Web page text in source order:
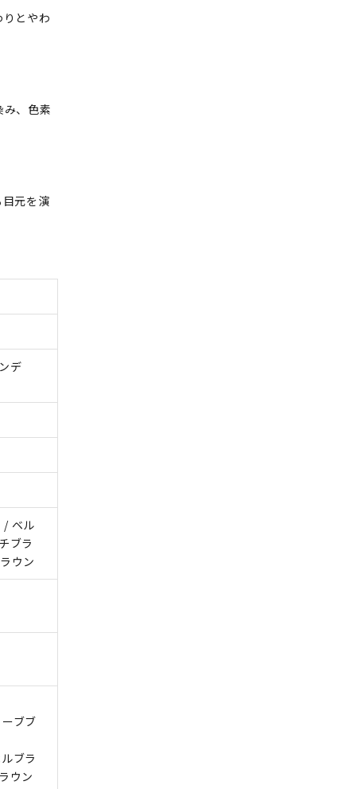
とやわ
み、色素
元を演
デ
/ ベル
ブラ
ウン
ブブ
ブラ
ウン